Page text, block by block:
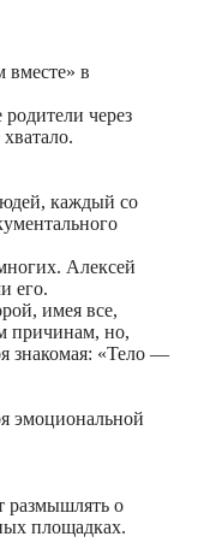
вместе» в
через
каждый со
Алексей
его.
имея все,
причинам, но,
знакомая: «Тело —
эмоциональной
размышлять о
площадках.